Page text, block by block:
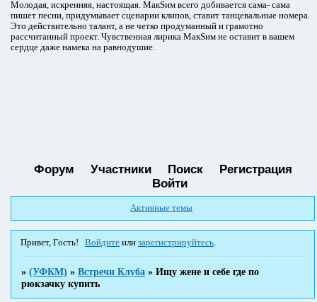
Молодая, искренняя, настоящая. МакSим всего добивается сама- сама
пишет песни, придумывает сценарии клипов, ставит танцевальные номера.
Это действительно талант, а не четко продуманный и грамотно
рассчитанный проект. Чувственная лирика МакSим не оставит в вашем
сердце даже намека на равнодушие.
Форум Участники Поиск
Регистрация
Войти
Активные темы
Привет, Гость! Войдите илизарегистрируйтесь
»(УФКМ) »Встречи Клуба »Ищу жене и себе где по
рюкзачку купить